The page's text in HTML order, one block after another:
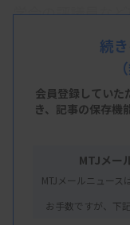
学会の評議員な
子さん。アクテ
自信がなくて、
プ」。20代から
務を受け身でこ
臨床検査技師ら
職に就き、働き
続
会員登録していた
き、 記事の保存機
MTJメー
MTJメールニュース
お手数ですが、下